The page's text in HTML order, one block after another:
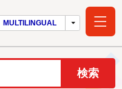
常陸太田市ホー
MULTILINGUAL